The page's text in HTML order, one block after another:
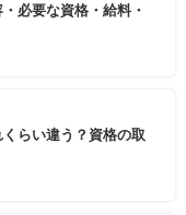
必要な資格・給料・
らい違う？資格の取